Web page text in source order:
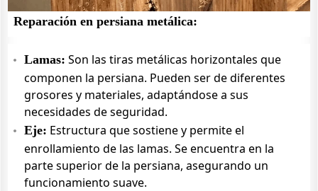
Reparación en persiana metálica:
Lamas: Son las tiras metálicas horizontales que
componen la persiana. Pueden ser de diferentes
grosores y materiales, adaptándose a sus
necesidades de seguridad.
Eje: Estructura que sostiene y permite el
enrollamiento de las lamas. Se encuentra en la
parte superior de la persiana, asegurando un
funcionamiento suave.